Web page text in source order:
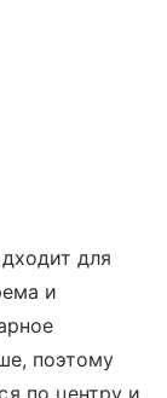
для
и
поэтому
по центру и